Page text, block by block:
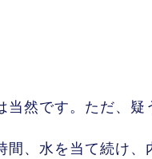
然です。ただ、疑
間、水を当て続け